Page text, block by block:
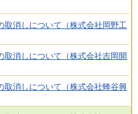
取消しについて（株式会社岡野工
取消しについて（株式会社吉岡開
取消しについて（株式会社蜂谷興